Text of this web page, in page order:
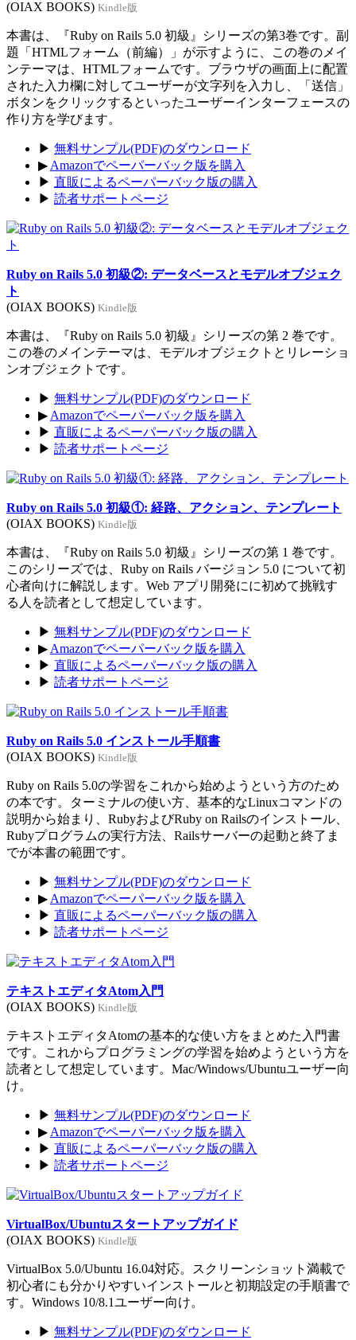
(OIAX BOOKS) Kindle版
本書は、『Ruby on Rails 5.0 初級』シリーズの第3巻です。副
題「HTMLフォーム（前編）」が示すように、この巻のメイ
ンテーマは、HTMLフォームです。ブラウザの画面上に配置
された入力欄に対してユーザーが文字列を入力し、「送信」
ボタンをクリックするといったユーザーインターフェースの
作り方を学びます。
▶ 無料サンプル(PDF)のダウンロード
▶ Amazonでペーパーバック版を購入
▶ 直販によるペーパーバック版の購入
▶ 読者サポートページ
Ruby on Rails 5.0 初級②: データベースとモデルオブジェク
ト
(OIAX BOOKS) Kindle版
本書は、『Ruby on Rails 5.0 初級』シリーズの第 2 巻です。
この巻のメインテーマは、モデルオブジェクトとリレーショ
ンオブジェクトです。
▶ 無料サンプル(PDF)のダウンロード
▶ Amazonでペーパーバック版を購入
▶ 直販によるペーパーバック版の購入
▶ 読者サポートページ
Ruby on Rails 5.0 初級①: 経路、アクション、テンプレート
(OIAX BOOKS) Kindle版
本書は、『Ruby on Rails 5.0 初級』シリーズの第 1 巻です。
このシリーズでは、Ruby on Rails バージョン 5.0 について初
心者向けに解説します。Web アプリ開発にに初めて挑戦す
る人を読者として想定しています。
▶ 無料サンプル(PDF)のダウンロード
▶ Amazonでペーパーバック版を購入
▶ 直販によるペーパーバック版の購入
▶ 読者サポートページ
Ruby on Rails 5.0 インストール手順書
(OIAX BOOKS) Kindle版
Ruby on Rails 5.0の学習をこれから始めようという方のため
の本です。ターミナルの使い方、基本的なLinuxコマンドの
説明から始まり、RubyおよびRuby on Railsのインストール、
Rubyプログラムの実行方法、Railsサーバーの起動と終了ま
でが本書の範囲です。
▶ 無料サンプル(PDF)のダウンロード
▶ Amazonでペーパーバック版を購入
▶ 直販によるペーパーバック版の購入
▶ 読者サポートページ
テキストエディタAtom入門
(OIAX BOOKS) Kindle版
テキストエディタAtomの基本的な使い方をまとめた入門書
です。これからプログラミングの学習を始めようという方を
読者として想定しています。Mac/Windows/Ubuntuユーザー向
け。
▶ 無料サンプル(PDF)のダウンロード
▶ Amazonでペーパーバック版を購入
▶ 直販によるペーパーバック版の購入
▶ 読者サポートページ
VirtualBox/Ubuntuスタートアップガイド
(OIAX BOOKS) Kindle版
VirtualBox 5.0/Ubuntu 16.04対応。スクリーンショット満載で
初心者にも分かりやすいインストールと初期設定の手順書で
す。Windows 10/8.1ユーザー向け。
▶ 無料サンプル(PDF)のダウンロード